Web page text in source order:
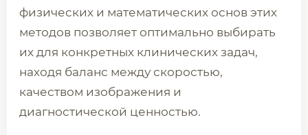
физических и математических основ этих
методов позволяет оптимально выбирать
их для конкретных клинических задач,
находя баланс между скоростью,
качеством изображения и
диагностической ценностью.